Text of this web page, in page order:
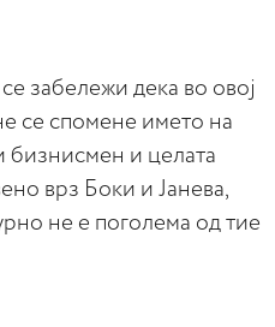
забележи дека во овој
се спомене името на
бизнисмен и целата
врз Боки и Јанева,
не е поголема од тие